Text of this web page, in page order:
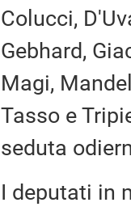
Colucci,
Gebhard,
Magi,
Tasso e
seduta
I deputati in